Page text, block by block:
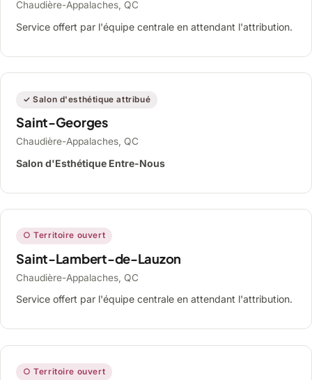
Chaudière-Appalaches, QC
Service offert par l'équipe centrale en attendant l'attribution.
✓ Salon d'esthétique attribué
Saint-Georges
Chaudière-Appalaches, QC
Salon d'Esthétique Entre-Nous
○ Territoire ouvert
Saint-Lambert-de-Lauzon
Chaudière-Appalaches, QC
Service offert par l'équipe centrale en attendant l'attribution.
○ Territoire ouvert